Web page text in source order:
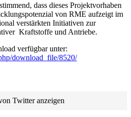
dass dieses Projektvorhaben
von RME aufzeigt im
verstärkten Initiativen zur
Kraftstoffe und Antriebe.
verfügbar unter:
download_file/8520/
Twitter anzeigen